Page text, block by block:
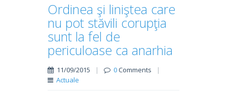
Ordinea şi liniştea care
nu pot stăvili corupţia
sunt la fel de
periculoase ca anarhia
11/09/2015 | 0Comments
|
Actuale